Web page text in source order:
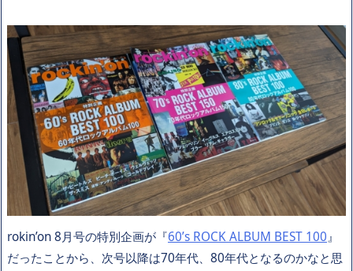
rokin’on 8月号の特別企画が『60’s ROCK ALBUM BEST 100』
だったことから、次号以降は70年代、80年代となるのかなと思